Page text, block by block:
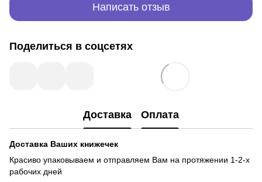
Написать отзыв
Поделиться в соцсетях
Доставка Оплата
Доставка Ваших книжечек
Красиво упаковываем и отправляем Вам на протяжении 1-2-х
рабочих дней